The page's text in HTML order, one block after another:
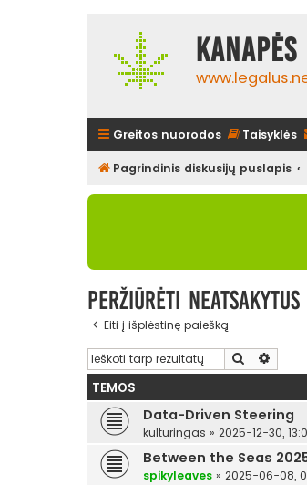
Greitos nuorodos Taisyklės
Pagrindinis diskusijų puslapis
Peržiūrėti neatsakytus
Eiti į išplėstinę paiešką
Ieškoti
TEMOS
Data-Driven Steering
kulturingas » 2025-12-30,
Between the Seas
spikyleaves » 2025-06-08,